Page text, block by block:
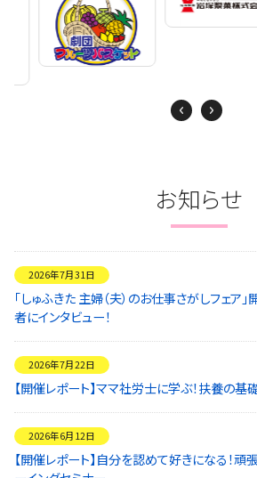
Next
お知らせ
2026年7月31日
「しゅふきた 主婦（夫）のお仕事さがしフェア
者にインタビュー！
2026年7月22日
【開催レポート】ママ社労士に学ぶ！扶養の基
2026年6月12日
【開催レポート】自分を認めて好きになる！頑